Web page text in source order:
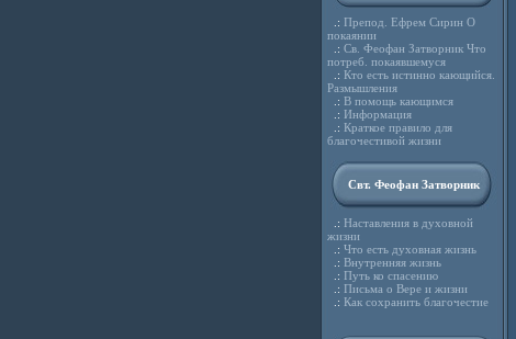
.: Препод. Ефрем Сирин О
покаянии
.: Св. Феофан Затворник Что
потреб. покаявшемуся
.: Кто есть истинно кающийся.
Размышления
.: В помощь кающимся
.: Информация
.: Краткое правило для
благочестивой жизни
Свт. Феофан Затворник
.: Наставления в духовной
жизни
.: Что есть духовная жизнь
.: Внутренняя жизнь
.: Путь ко спасению
.: Письма о Вере и жизни
.: Как сохранить благочестие